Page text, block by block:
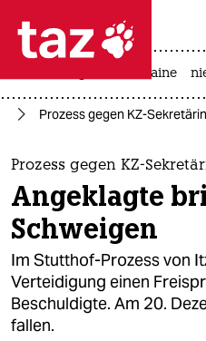
 taz
taz zahl ich
themen
politik
öko
gesellschaft
kultur
krieg in der ukraine
Prozess gegen KZ-
Prozess gegen KZ-
Angeklagte
Schweigen
Im Stutthof-Prozess von
Verteidigung einen
Beschuldigte. Am 20.
fallen.